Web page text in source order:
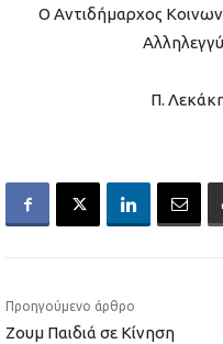
Ο Αντιδήμαρχος
Π.
Προηγούμενο άρθρο
Ζουμ Παιδιά σε Κίνηση